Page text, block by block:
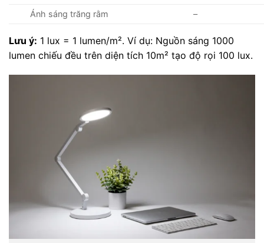
Ánh sáng trăng rằm
–
Lưu ý: 1 lux = 1 lumen/m². Ví dụ: Nguồn sáng 1000
lumen chiếu đều trên diện tích 10m² tạo độ rọi 100 lux.